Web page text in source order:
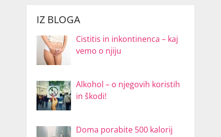
IZ BLOGA
Cistitis in inkontinenca – kaj
vemo o njiju
Alkohol – o njegovih koristih
in škodi!
Doma porabite 500 kalorij